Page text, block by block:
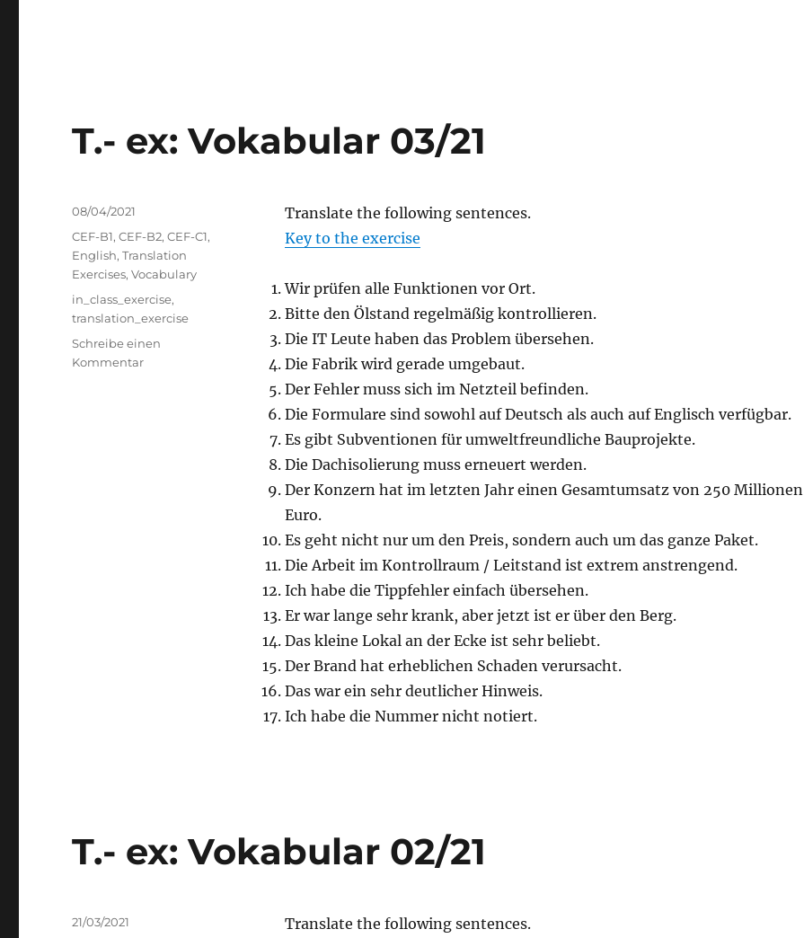
T.- ex: Vokabular 03/21
Translate the following sentences.
Key to the exercise
Wir prüfen alle Funktionen vor Ort.
Bitte den Ölstand regelmäßig kontrollieren.
Die IT Leute haben das Problem übersehen.
Die Fabrik wird gerade umgebaut.
Der Fehler muss sich im Netzteil befinden.
Die Formulare sind sowohl auf Deutsch als auch auf Englisch verfügbar.
Es gibt Subventionen für umweltfreundliche Bauprojekte.
Die Dachisolierung muss erneuert werden.
Der Konzern hat im letzten Jahr einen Gesamtumsatz von 250 Millionen
Euro.
Es geht nicht nur um den Preis, sondern auch um das ganze Paket.
Die Arbeit im Kontrollraum / Leitstand ist extrem anstrengend.
Ich habe die Tippfehler einfach übersehen.
Er war lange sehr krank, aber jetzt ist er über den Berg.
Das kleine Lokal an der Ecke ist sehr beliebt.
Der Brand hat erheblichen Schaden verursacht.
Das war ein sehr deutlicher Hinweis.
Ich habe die Nummer nicht notiert.
Veröffentlicht
08/04/2021
Kategorien
CEF-B1,CEF-B2,CEF-C1,
English,Translation
Exercises,Vocabulary
Schlagwörter
in_class_exercise,
translation_exercise
Schreibe einen
Kommentarzu
T.- ex: Vokabular 02/21
Translate the following sentences.
Veröffentlicht
21/03/2021